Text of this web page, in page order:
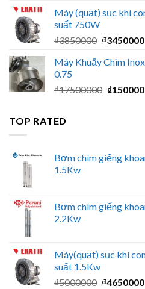
là:
Máy (quạt) sục khí
suất 750W
₫3850000 Giá
là:
₫3450000
Máy Khuấy Chìm
0.75
₫17500000 Giá
₫
TOP RATED
Bơm chìm giếng
1.5Kw
Bơm chìm giếng
2.2Kw
Máy(quạt) sục khí
suất 1.5Kw
₫5000000 Giá
₫4650000